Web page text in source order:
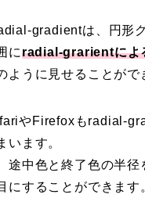
gradientは、円形
にradial-grarientによ
ように見せることがで
やFirefoxもradial-
います。
途中色と終了色の半
にすることができます